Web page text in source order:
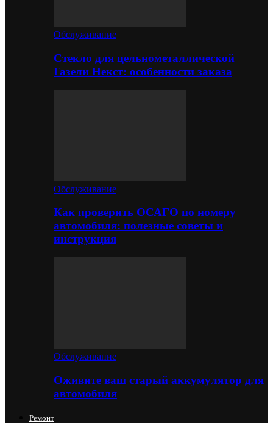
Обслуживание
Стекло для цельнометаллической
Газели Некст: особенности заказа
Обслуживание
Как проверить ОСАГО по номеру
автомобиля: полезные советы и
инструкция
Обслуживание
Оживите ваш старый аккумулятор для
автомобиля
Ремонт